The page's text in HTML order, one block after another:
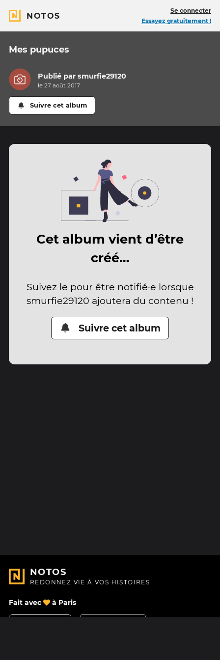
NOTOS
Se connecter
Essayez gratuitement !
Mes pupuces
Publié parsmurfie29120
le 27 août 2017
Suivre cet album
Cet album vient d’être
créé…
Suivez le pour être notifié·e lorsque
smurfie29120 ajoutera du contenu !
Suivre cet album
NOTOS
REDONNEZ VIE À VOS HISTOIRES
Fait avec à Paris